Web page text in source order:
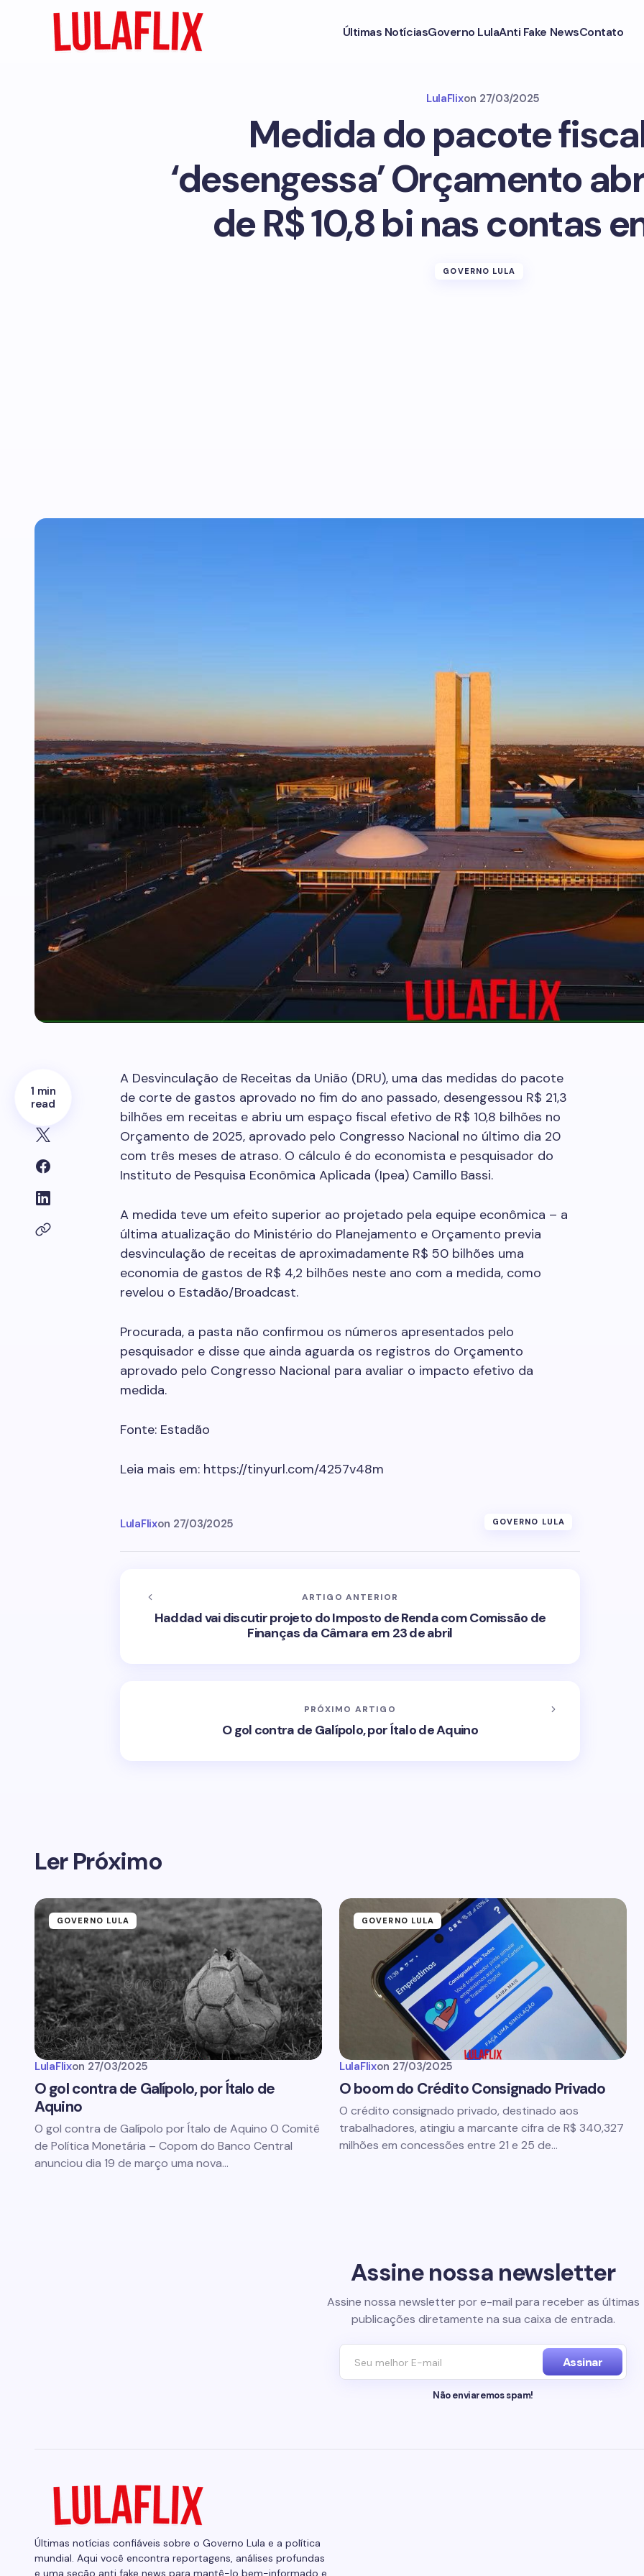
Últimas NotíciasGoverno LulaAnti Fake NewsContato
LulaFlixon 27/03/2025
Medida do pacote
‘desengessa’ Orçamento
de R$ 10,8 bi nas contas
GOVERNO LULA
1 min
read
A Desvinculação de Receitas da União (DRU), uma das medidas do pacote
de corte de gastos aprovado no fim do ano passado, desengessou R$ 21,3
bilhões em receitas e abriu um espaço fiscal efetivo de R$ 10,8 bilhões no
Orçamento de 2025, aprovado pelo Congresso Nacional no último dia 20
com três meses de atraso. O cálculo é do economista e pesquisador do
Instituto de Pesquisa Econômica Aplicada (Ipea) Camillo Bassi.
A medida teve um efeito superior ao projetado pela equipe econômica – a
última atualização do Ministério do Planejamento e Orçamento previa
desvinculação de receitas de aproximadamente R$ 50 bilhões uma
economia de gastos de R$ 4,2 bilhões neste ano com a medida, como
revelou o Estadão/Broadcast.
Procurada, a pasta não confirmou os números apresentados pelo
pesquisador e disse que ainda aguarda os registros do Orçamento
aprovado pelo Congresso Nacional para avaliar o impacto efetivo da
medida.
Fonte: Estadão
Leia mais em: https://tinyurl.com/4257v48m
LulaFlixon 27/03/2025 GOVERNO LULA
ARTIGO ANTERIOR
Haddad vai discutir projeto do Imposto de Renda com Comissão de
Finanças da Câmara em 23 de abril
PRÓXIMO ARTIGO
O gol contra de Galípolo, por Ítalo de Aquino
Ler Próximo
GOVERNO LULA
LulaFlixon 27/03/2025
O gol contra de Galípolo, por Ítalo de
Aquino
O gol contra de Galípolo por Ítalo de Aquino O Comitê
de Política Monetária – Copom do Banco Central
anunciou dia 19 de março uma nova…
GOVERNO LULA
LulaFlixon 27/03/2025
O boom do Crédito Consignado Privado
O crédito consignado privado, destinado aos
trabalhadores, atingiu a marcante cifra de R$ 340,327
milhões em concessões entre 21 e 25 de…
Assine nossa newsletter
Assine nossa newsletter por e-mail para receber as últimas
publicações diretamente na sua caixa de entrada.
Assinar
Não enviaremos spam!
Últimas notícias confiáveis sobre o Governo Lula e a política
mundial. Aqui você encontra reportagens, análises profundas
e uma seção anti fake news para mantê-lo bem-informado e